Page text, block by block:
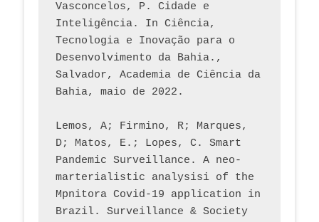
Vasconcelos, P. Cidade e
Inteligência. In Ciência,
Tecnologia e Inovação para o
Desenvolvimento da Bahia.,
Salvador, Academia de Ciência da
Bahia, maio de 2022.
Lemos, A; Firmino, R; Marques,
D; Matos, E.; Lopes, C. Smart
Pandemic Surveillance. A neo-
marterialistic analysisi of the
Mpnitora Covid-19 application in
Brazil. Surveillance & Society